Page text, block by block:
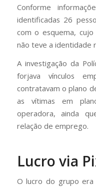
Conforme
identificadas 26
com o esquema,
não teve a identidade
A investigação da
forjava vínculos
contratavam o plano
as vítimas em
operadora, ainda
relação de emprego.
Lucro via
O lucro do grupo era